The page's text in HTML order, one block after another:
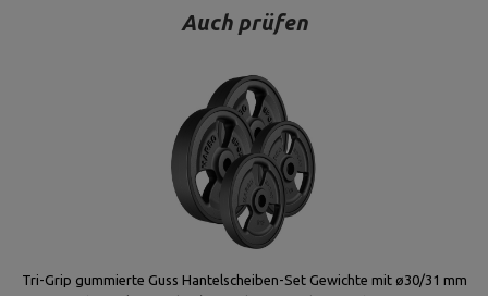
Auch prüfen
Tri-Grip gummierte Guss Hantelscheiben-Set Gewichte mit ø30/31 mm